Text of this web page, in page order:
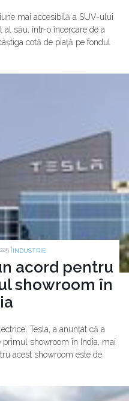
mai accesibilă a SUV-ului
al său, într-o încercare de a
cotă de piață pe fondul
| INDUSTRIE
acord pentru
showroom în
Tesla, a anunțat că a
showroom în India, mai
acest showroom este de